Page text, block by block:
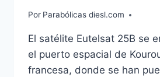
Por Parabólicas diesl.com
El satélite Eutelsat 25B se
el puerto espacial de
francesa, donde se han